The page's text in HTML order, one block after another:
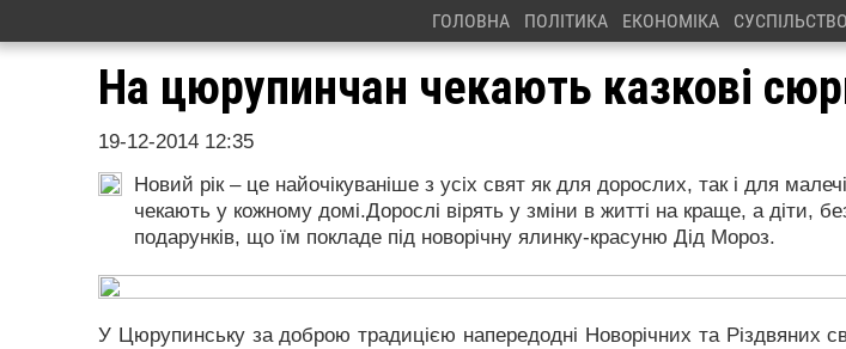
ГОЛОВНА ПОЛІТИКА ЕКОНОМІКА СУСПІЛЬСТВО
На цюрупинчан чекають казкові
19-12-2014 12:35
Новий рік – це найочікуваніше з усіх свят як для дорослих, так і для
чекають у кожному домі.Дорослі вірять у зміни в житті на краще, а діти,
подарунків, що їм покладе під новорічну ялинку-красуню Дід Мороз.
У Цюрупинську за доброю традицією напередодні Новорічних та Різдвяних